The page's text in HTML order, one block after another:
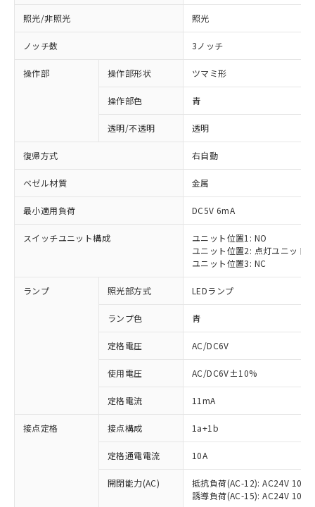
照光/非照光 照光
ノッチ数 3ノッチ
操作部 操作部形状 ツマミ形
操作部色 青
透明/不透明 透明
復帰方式 右自動
ベゼル材質 金属
最小適用負荷 DC5V 6mA
スイッチユニット構成
ユニット位置1: NO
ユニット位置2: 点灯ユニット
ユニット位置3: NC
ランプ 照光部方式 LEDランプ
ランプ色 青
定格電圧 AC/DC6V
使用電圧 AC/DC6V±10%
定格電流 11mA
接点定格 接点構成 1a+1b
定格通電電流 10A
開閉能力(AC)
抵抗負荷(AC-12): AC24V 10A/
誘導負荷(AC-15): AC24V
ご利用条件
ご利用ください。
非含有に対応した製品が提供可能な商品で
有に対応した製品に切り替える予定のある
対応予定なし：EU RoHS指令（10物質）の
非含有に非対応の商品で、対応品を出す予
定はありません。
調査・確認中：EU RoHS指令（10物質）の